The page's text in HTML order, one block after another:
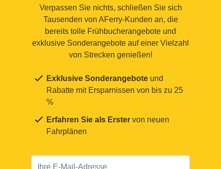
Verpassen Sie nichts, schließen Sie sich
Tausenden von AFerry-Kunden an, die
bereits tolle Frühbucherangebote und
exklusive Sonderangebote auf einer Vielzahl
von Strecken genießen!
Exklusive Sonderangebote und
Rabatte mit Ersparnissen von bis zu 25
%
Erfahren Sie als Erster von neuen
Fahrplänen